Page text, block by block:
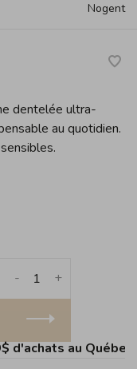
Nogent
dentelée ultra-
au quotidien.
+
-
au Québec